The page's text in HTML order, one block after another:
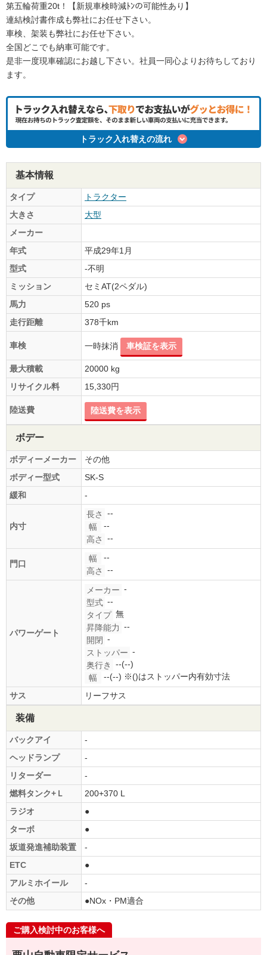
第五輪荷重20t！【新規車検時減ﾄﾝの可能性あり】
連結検討書作成も弊社にお任せ下さい。
車検、架装も弊社にお任せ下さい。
全国どこでも納車可能です。
是非一度現車確認にお越し下さい。社員一同心よりお待ちしており
ます。
トラック入れ替えの流れ
基本情報
タイプ
トラクター
大きさ
大型
メーカー
年式
平成29年1月
型式
-不明
ミッション
セミAT(2ペダル)
馬力
520 ps
走行距離
378千km
車検 一時抹消 車検証を表示
最大積載
20000 kg
リサイクル料
15,330円
陸送費 陸送費を表示
ボデー
ボディーメーカー
その他
ボディー型式
SK-S
緩和
-
内寸
長さ
--
幅
--
高さ
--
門口
幅
--
高さ
--
パワーゲート
メーカー -
型式 --
タイプ 無
昇降能力 --
開閉 -
ストッパー -
奥行き
--(--)
幅
--(--) ※()はストッパー内有効寸法
サス
リーフサス
装備
バックアイ
-
ヘッドランプ
-
リターダー
-
燃料タンク+Ｌ
200+370 L
ラジオ
●
ターボ
●
坂道発進補助装置
-
ETC
●
アルミホイール
-
その他
●NOx・PM適合
ご購入検討中のお客様へ